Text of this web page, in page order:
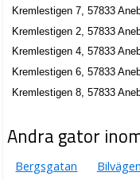
Kremlestigen 7, 57833
Kremlestigen 2, 57833
Kremlestigen 4, 57833
Kremlestigen 6, 57833
Kremlestigen 8, 57833
Andra gator
Bergsgatan Bilvägen